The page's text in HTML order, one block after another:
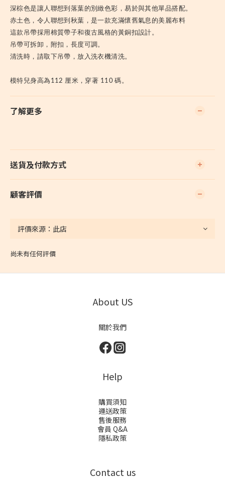
深棕色是讓人聯想到落葉的別緻色彩，易於與其他單品搭配。
赤土色，令人聯想到秋葉，是一款充滿懷舊氣息的美麗布料
這款吊帶採用棉質帶子和復古風格的黃銅扣設計。
吊帶可拆卸，附扣，長度可調。
清洗時，請取下吊帶，放入洗衣機清洗。
模特兒身高為112 厘米，穿著 110 碼。
了解更多
送貨及付款方式
顧客評價
尚未有任何評價
About US
關於我們
Help
購買須知
運送政策
售後服務
會員 Q&A
隱私政策
Contact us